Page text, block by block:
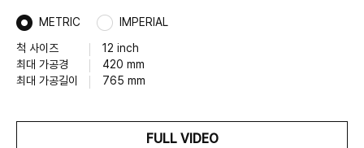
METRIC
IMPERIAL
척 사이즈
12 inch
최대 가공경
420 mm
최대 가공길이
765 mm
FULL VIDEO